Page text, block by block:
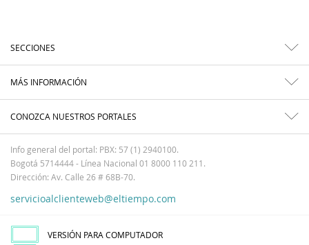
SECCIONES
MÁS INFORMACIÓN
CONOZCA NUESTROS PORTALES
Info general del portal: PBX: 57 (1) 2940100.
Bogotá 5714444 - Línea Nacional 01 8000 110 211.
Dirección: Av. Calle 26 # 68B-70.
servicioalclienteweb@eltiempo.com
VERSIÓN PARA COMPUTADOR